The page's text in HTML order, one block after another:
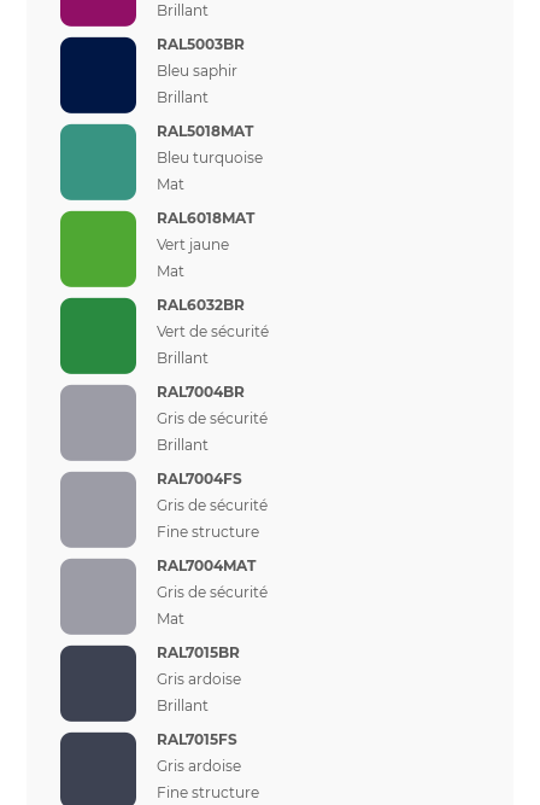
Brillant
RAL5003BR
Bleu saphir
Brillant
RAL5018MAT
Bleu turquoise
Mat
RAL6018MAT
Vert jaune
Mat
RAL6032BR
Vert de sécurité
Brillant
RAL7004BR
Gris de sécurité
Brillant
RAL7004FS
Gris de sécurité
Fine structure
RAL7004MAT
Gris de sécurité
Mat
RAL7015BR
Gris ardoise
Brillant
RAL7015FS
Gris ardoise
Fine structure